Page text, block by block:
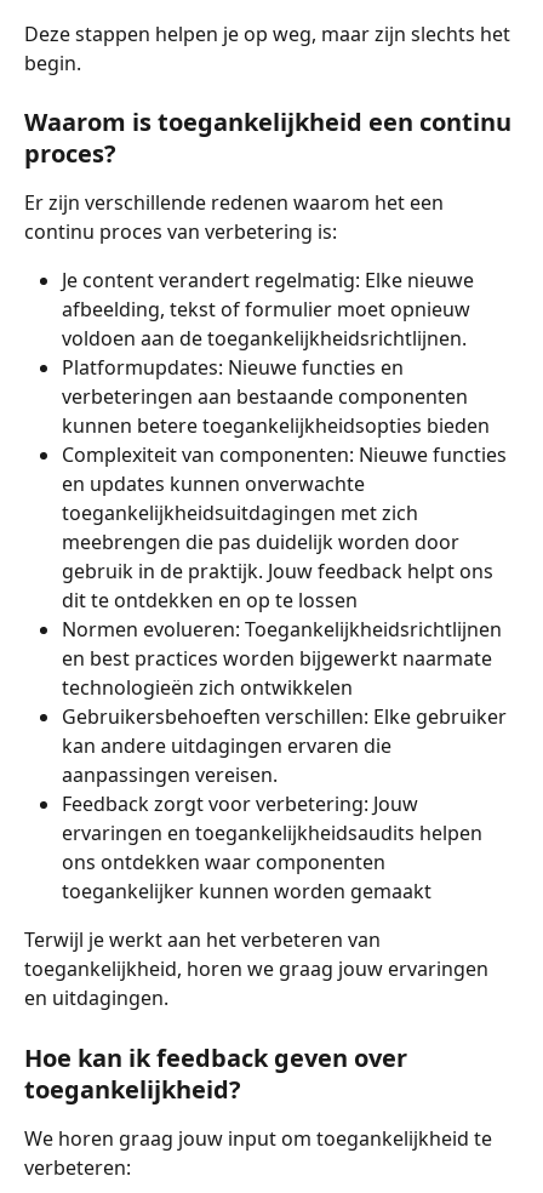
Deze stappen helpen je op weg, maar zijn slechts het
begin.
Waarom is toegankelijkheid een continu
proces?
Er zijn verschillende redenen waarom het een
continu proces van verbetering is:
Je content verandert regelmatig: Elke nieuwe
afbeelding, tekst of formulier moet opnieuw
voldoen aan de toegankelijkheidsrichtlijnen.
Platformupdates: Nieuwe functies en
verbeteringen aan bestaande componenten
kunnen betere toegankelijkheidsopties bieden
Complexiteit van componenten: Nieuwe functies
en updates kunnen onverwachte
toegankelijkheidsuitdagingen met zich
meebrengen die pas duidelijk worden door
gebruik in de praktijk. Jouw feedback helpt ons
dit te ontdekken en op te lossen
Normen evolueren: Toegankelijkheidsrichtlijnen
en best practices worden bijgewerkt naarmate
technologieën zich ontwikkelen
Gebruikersbehoeften verschillen: Elke gebruiker
kan andere uitdagingen ervaren die
aanpassingen vereisen.
Feedback zorgt voor verbetering: Jouw
ervaringen en toegankelijkheidsaudits helpen
ons ontdekken waar componenten
toegankelijker kunnen worden gemaakt
Terwijl je werkt aan het verbeteren van
toegankelijkheid, horen we graag jouw ervaringen
en uitdagingen.
Hoe kan ik feedback geven over
toegankelijkheid?
We horen graag jouw input om toegankelijkheid te
verbeteren: